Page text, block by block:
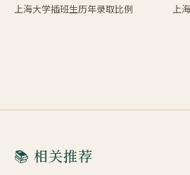
上海大学插班生历年录取比例 上
📚 相关推荐